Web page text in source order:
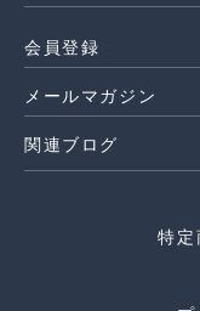
会員登録
メールマガジン
関連ブログ
特